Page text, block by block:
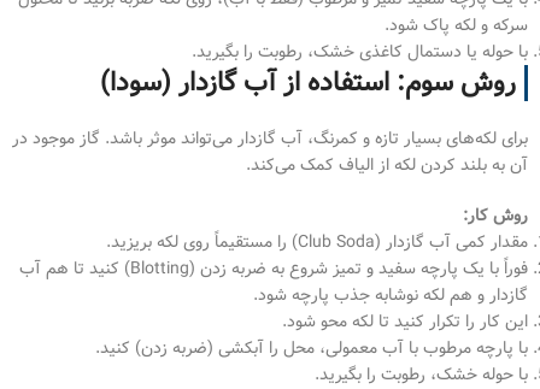
سرکه و لکه پاک شود.
با حوله یا دستمال کاغذی خشک، رطوبت را بگیرید.
روش سوم: استفاده از آب گازدار (سودا)
برای لکه‌های بسیار تازه و کمرنگ، آب گازدار می‌تواند موثر باشد. گاز موجود در
آن به بلند کردن لکه از الیاف کمک می‌کند.
روش کار:
مقدار کمی آب گازدار (Club Soda) را مستقیماً روی لکه بریزید.
فوراً با یک پارچه سفید و تمیز شروع به ضربه زدن (Blotting) کنید تا هم آب
گازدار و هم لکه نوشابه جذب پارچه شود.
این کار را تکرار کنید تا لکه محو شود.
با پارچه مرطوب با آب معمولی، محل را آبکشی (ضربه زدن) کنید.
با حوله خشک، رطوبت را بگیرید.